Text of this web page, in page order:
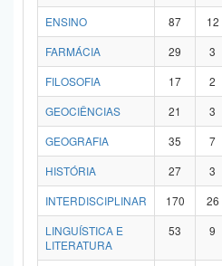
ENSINO
87 12
FARMÁCIA
29 3
FILOSOFIA
17 2
GEOCIÊNCIAS
21 3
GEOGRAFIA
35 7
HISTÓRIA
27 3
INTERDISCIPLINAR
170 26
LINGUÍSTICA E
LITERATURA
53 9